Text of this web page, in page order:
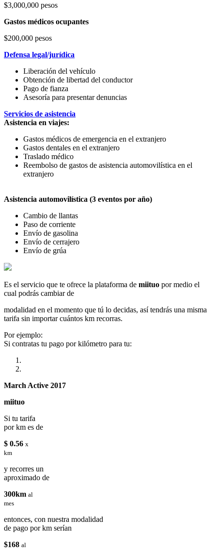
$3,000,000 pesos
Gastos médicos ocupantes
$200,000 pesos
Defensa legal/jurídica
Liberación del vehículo
Obtención de libertad del conductor
Pago de fianza
Asesoría para presentar denuncias
Servicios de asistencia
Asistencia en viajes:
Gastos médicos de emergencia en el extranjero
Gastos dentales en el extranjero
Traslado médico
Reembolso de gastos de asistencia automovilística en el
extranjero
Asistencia automovilística (3 eventos por año)
Cambio de llantas
Paso de corriente
Envío de gasolina
Envío de cerrajero
Envío de grúa
Es el servicio que te ofrece la plataforma de miituo por medio el
cual podrás cambiar de
modalidad en el momento que tú lo decidas, así tendrás una misma
tarifa sin importar cuántos km recorras.
Por ejemplo:
Si contratas tu pago por kilómetro para tu:
March Active 2017
miituo
Si tu tarifa
por km es de
$ 0.56 x
km
y recorres un
aproximado de
300km al
mes
entonces, con nuestra modalidad
de pago por km serían
$168 al